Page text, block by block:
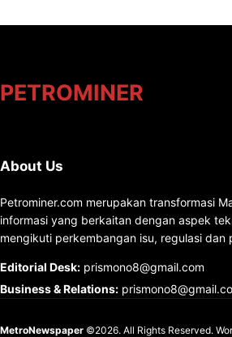
PETROMINER
About Us
Petrominer.com merupakan transformasi
informasi yang berkaitan dengan aspek
mengikuti perkembangan isu, regulasi
Editorial Desk: prismono8@gmail.com
Business & Relations:
MetroNewspaper ©2026. All Rights Reserved.